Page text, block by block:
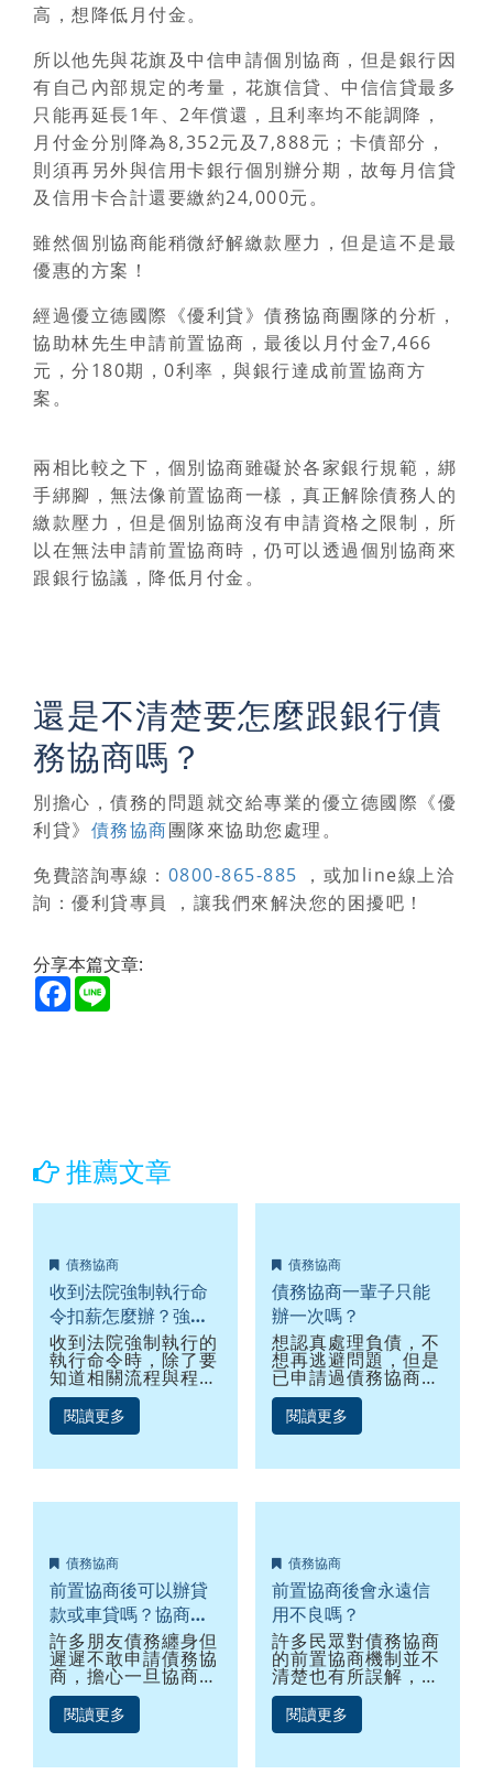
高，想降低月付金。
所以他先與花旗及中信申請個別協商，但是銀行因
有自己內部規定的考量，花旗信貸、中信信貸最多
只能再延長1年、2年償還，且利率均不能調降，
月付金分別降為8,352元及7,888元；卡債部分，
則須再另外與信用卡銀行個別辦分期，故每月信貸
及信用卡合計還要繳約24,000元。
雖然個別協商能稍微紓解繳款壓力，但是這不是最
優惠的方案！
經過優立德國際《優利貸》債務協商團隊的分析，
協助林先生申請前置協商，最後以月付金7,466
元，分180期，0利率，與銀行達成前置協商方
案。
兩相比較之下，個別協商雖礙於各家銀行規範，綁
手綁腳，無法像前置協商一樣，真正解除債務人的
繳款壓力， 但是個別協商沒有申請資格之限制，所
以在無法申請前置協商時，仍可以透過個別協商來
跟銀行協議，降低月付金。
還是不清楚要怎麼跟銀行債
務協商嗎？
別擔心，債務的問題就交給專業的優立德國際《優
利貸》 債務協商團隊來協助您處理。
免費諮詢專線： 0800-865-885 ，或加line線上洽
詢：優利貸專員 ，讓我們來解決您的困擾吧！
分享本篇文章:
Facebook
推薦文章
債務協商
收到法院強制執行命
令扣薪怎麼辦？強制
扣薪流程是什麼？
收到法院強制執行的
執行命令時，除了要
知道相關流程與程
序，更要盡速與債權
銀行進行債務協商，
以避免發生強制扣薪
閱讀更多
債務協商
債務協商一輩子只能
辦一次嗎？
想認真處理負債，不
想再逃避問題，但是
已申請過債務協商，
還可以再辦一次嗎？
有沒有要注意的條
件，另外，申請程序
嗎？首先，我們先來
制有哪些，自95年銀
的前置協商、前置調
解，以及針對95公會
債務協商及前置協商
毀諾後，再一次與金
融機構協商的個別協
商一致性方案
閱讀更多
債務協商
前置協商後可以辦貸
款或車貸嗎？協商貸
款必須了解3件事
許多朋友債務纏身但
遲遲不敢申請債務協
商，擔心一旦協商之
後，就再也無法申請
貸款或使用信用卡，
其實前置協商期間正
型小額信用貸款、機
閱讀更多
債務協商
前置協商後會永遠信
用不良嗎？
許多民眾對債務協商
的前置協商機制並不
清楚也有所誤解，認
為一旦進行協商，就
永遠會在聯徵中心有
信用不良和信用瑕疵
無法與銀行往來，也
閱讀更多